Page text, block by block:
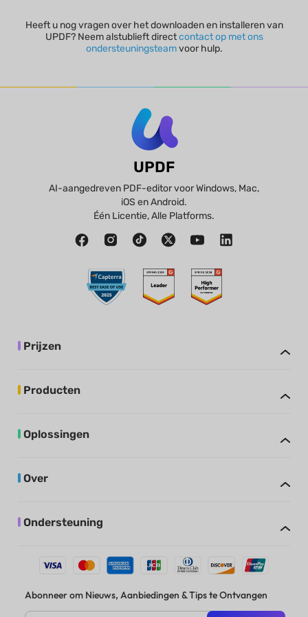
Heeft u nog vragen over het downloaden en installeren van
UPDF? Neem alstublieft directcontact op met ons
ondersteuningsteamvoor hulp.
UPDF
AI-aangedreven PDF-editor voor Windows, Mac,
iOS en Android.
Één Licentie, Alle Platforms.
Prijzen
Producten
Oplossingen
Over
Ondersteuning
Abonneer om Nieuws, Aanbiedingen & Tips te Ontvangen